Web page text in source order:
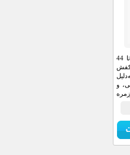
این کفش بسیار راحت بوده و در سایز 41 تا 44
کفش
و